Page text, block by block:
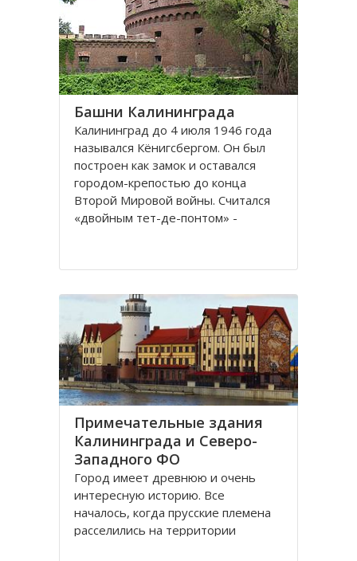
представлены прекрасные
Башни Калининграда
Калининград до 4 июля 1946 года
назывался Кёнигсбергом. Он был
построен как замок и оставался
городом-крепостью до конца
Второй Мировой войны. Считался
«двойным тет-де-понтом» -
истории, сохранилось много арок и
Примечательные здания
Калининграда и Северо-
Западного ФО
Город имеет древнюю и очень
интересную историю. Все
началось, когда прусские племена
расселились на территории